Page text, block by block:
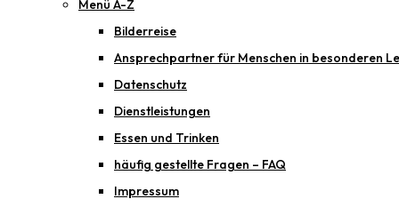
Menü A-Z
Bilderreise
Ansprechpartner für Menschen in besonderen
Datenschutz
Dienstleistungen
Essen und Trinken
häufig gestellte Fragen – FAQ
Impressum